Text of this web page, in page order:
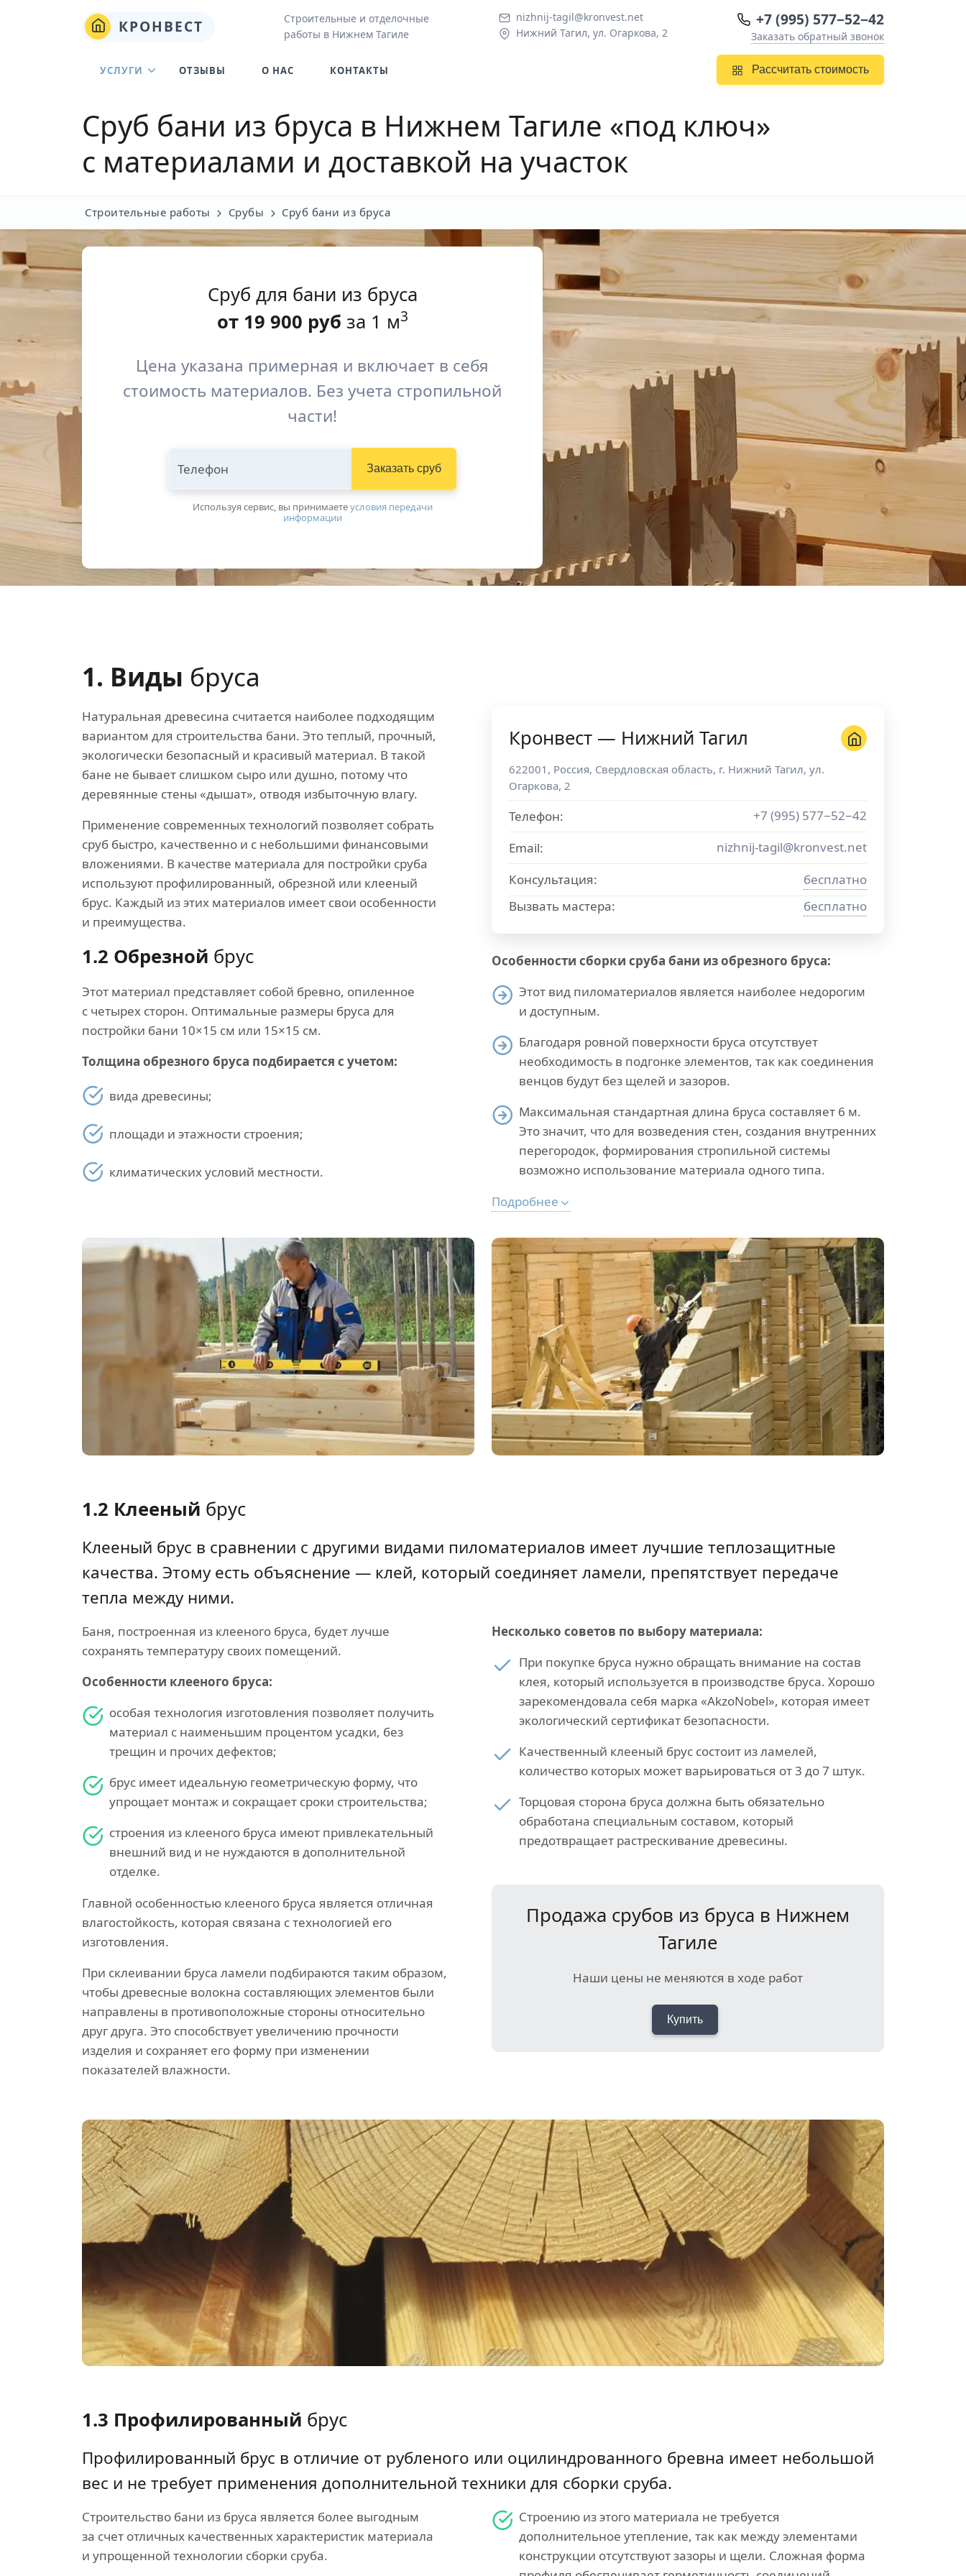
КРОНВЕСТ
Строительные и отделочные
работы в Нижнем Тагиле
nizhnij-tagil@kronvest.net
Нижний Тагил, ул. Огаркова, 2
+7 (995) 577−52−42
Заказать обратный звонок
Рассчитать стоимость
УСЛУГИ ОТЗЫВЫ О НАС КОНТАКТЫ
Сруб бани из бруса в Нижнем Тагиле «под ключ»
с материалами и доставкой на участок
Строительные работы Срубы Сруб бани из бруса
Сруб для бани из бруса
от 19 900 руб за 1 м3
Цена указана примерная и включает в себя
стоимость материалов. Без учета стропильной
части!
Телефон Заказать сруб
Используя сервис, вы принимаетeусловия передачи
информации
1. Виды бруса
Натуральная древесина считается наиболее подходящим
вариантом для строительства бани. Это теплый, прочный,
экологически безопасный и красивый материал. В такой
бане не бывает слишком сыро или душно, потому что
деревянные стены «дышат», отводя избыточную влагу.
Применение современных технологий позволяет собрать
сруб быстро, качественно и с небольшими финансовыми
вложениями. В качестве материала для постройки сруба
используют профилированный, обрезной или клееный
брус. Каждый из этих материалов имеет свои особенности
и преимущества.
1.2 Обрезной брус
Этот материал представляет собой бревно, опиленное
с четырех сторон. Оптимальные размеры бруса для
постройки бани 10×15 см или 15×15 см.
Толщина обрезного бруса подбирается с учетом:
вида древесины;
площади и этажности строения;
климатических условий местности.
Кронвест — Нижний Тагил
622001 , Россия, Свердловская область, г. Нижний Тагил, ул.
Огаркова, 2
Телефон:
+7 (995) 577−52−42
Email:
nizhnij-tagil@kronvest.net
Консультация:
бесплатно
Вызвать мастера:
бесплатно
Особенности сборки сруба бани из обрезного бруса:
Этот вид пиломатериалов является наиболее недорогим
и доступным.
Благодаря ровной поверхности бруса отсутствует
необходимость в подгонке элементов, так как соединения
венцов будут без щелей и зазоров.
Максимальная стандартная длина бруса составляет 6 м.
Это значит, что для возведения стен, создания внутренних
перегородок, формирования стропильной системы
возможно использование материала одного типа.
Подробнее
1.2 Клееный брус
Клееный брус в сравнении с другими видами пиломатериалов имеет лучшие теплозащитные
качества. Этому есть объяснение — клей, который соединяет ламели, препятствует передаче
тепла между ними.
Баня, построенная из клееного бруса, будет лучше
сохранять температуру своих помещений.
Особенности клееного бруса:
особая технология изготовления позволяет получить
материал с наименьшим процентом усадки, без
трещин и прочих дефектов;
брус имеет идеальную геометрическую форму, что
упрощает монтаж и сокращает сроки строительства;
строения из клееного бруса имеют привлекательный
внешний вид и не нуждаются в дополнительной
отделке.
Главной особенностью клееного бруса является отличная
влагостойкость, которая связана с технологией его
изготовления.
При склеивании бруса ламели подбираются таким образом,
чтобы древесные волокна составляющих элементов были
направлены в противоположные стороны относительно
друг друга. Это способствует увеличению прочности
изделия и сохраняет его форму при изменении
показателей влажности.
Несколько советов по выбору материала:
При покупке бруса нужно обращать внимание на состав
клея, который используется в производстве бруса. Хорошо
зарекомендовала себя марка «AkzoNobel», которая имеет
экологический сертификат безопасности.
Качественный клееный брус состоит из ламелей,
количество которых может варьироваться от 3 до 7 штук.
Торцовая сторона бруса должна быть обязательно
обработана специальным составом, который
предотвращает растрескивание древесины.
Продажа срубов из бруса в Нижнем
Тагиле
Наши цены не меняются в ходе работ
Купить
1.3 Профилированный брус
Профилированный брус в отличие от рубленого или оцилиндрованного бревна имеет небольшой
вес и не требует применения дополнительной техники для сборки сруба.
Строительство бани из бруса является более выгодным
за счет отличных качественных характеристик материала
и упрощенной технологии сборки сруба.
Строению из этого материала не требуется
дополнительное утепление, так как между элементами
конструкции отсутствуют зазоры и щели. Сложная форма